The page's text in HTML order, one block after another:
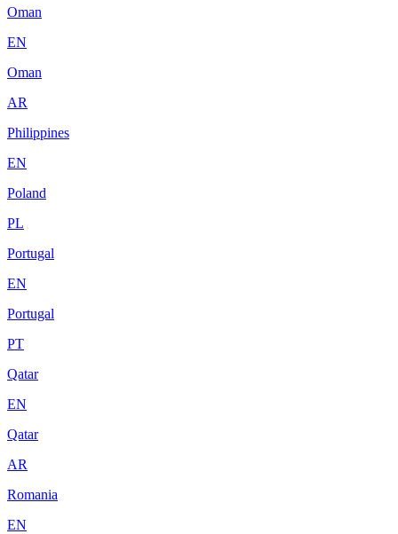
Oman
EN
Oman
AR
Philippines
EN
Poland
PL
Portugal
EN
Portugal
PT
Qatar
EN
Qatar
AR
Romania
EN